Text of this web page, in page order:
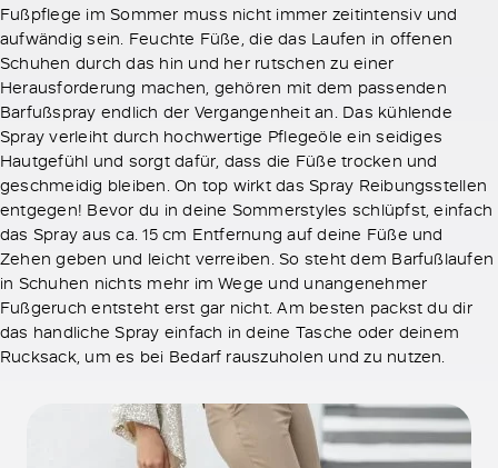
Fußpflege im Sommer muss nicht immer zeitintensiv und
aufwändig sein. Feuchte Füße, die das Laufen in offenen
Schuhen durch das hin und her rutschen zu einer
Herausforderung machen, gehören mit dem passenden
Barfußspray endlich der Vergangenheit an. Das kühlende
Spray verleiht durch hochwertige Pflegeöle ein seidiges
Hautgefühl und sorgt dafür, dass die Füße trocken und
geschmeidig bleiben. On top wirkt das Spray Reibungsstellen
entgegen! Bevor du in deine Sommerstyles schlüpfst, einfach
das Spray aus ca. 15 cm Entfernung auf deine Füße und
Zehen geben und leicht verreiben. So steht dem Barfußlaufen
in Schuhen nichts mehr im Wege und unangenehmer
Fußgeruch entsteht erst gar nicht. Am besten packst du dir
das handliche Spray einfach in deine Tasche oder deinem
Rucksack, um es bei Bedarf rauszuholen und zu nutzen.